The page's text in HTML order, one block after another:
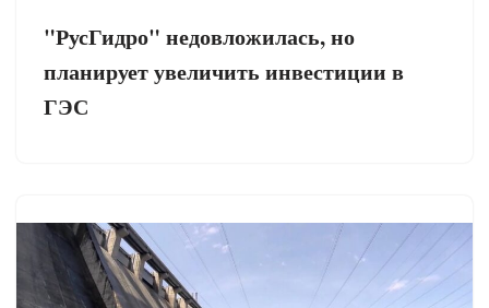
"РусГидро" недовложилась, но
планирует увеличить инвестиции в
ГЭС